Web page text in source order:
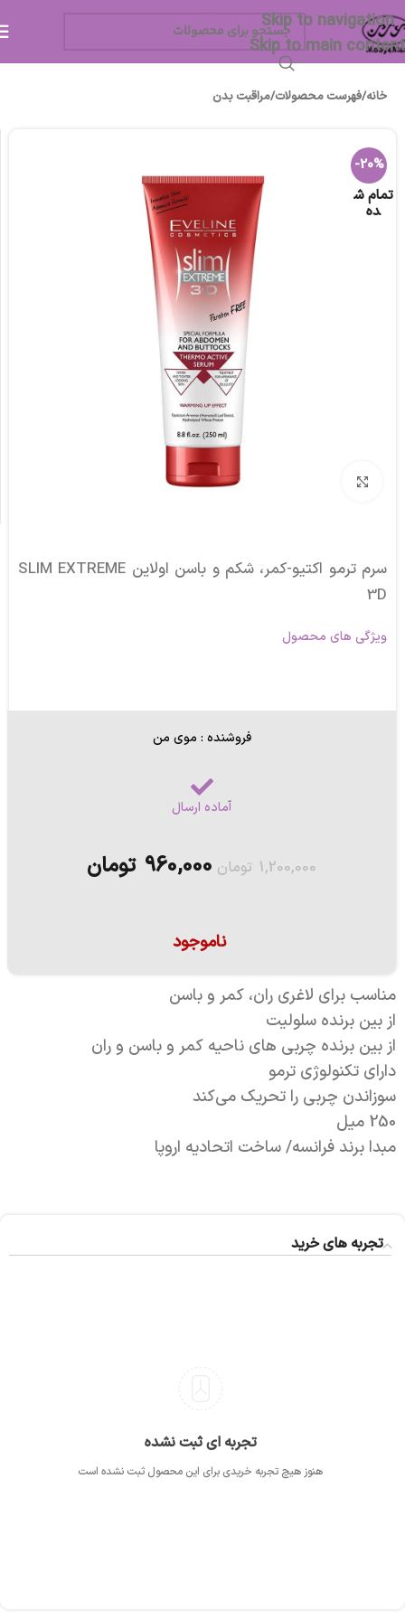
Skip to navigation
Skip to main content
خانه/فهرست محصولات/مراقبت بدن
-20%
تمام ش
ده
برای بزرگنمایی کلیک کنید
سرم ترمو اکتیو-کمر، شکم و باسن اولاین SLIM EXTREME
3D
ویژگی های محصول
فروشنده : موی من
آماده ارسال
1,200,000 تومان 960,000 تومان
ناموجود
مناسب برای لاغری ران، کمر و باسن
از بین برنده سلولیت
از بین برنده چربی های ناحیه کمر و باسن و ران
دارای تکنولوژی ترمو
سوزاندن چربی را تحریک می‌کند
250 میل
مبدا برند فرانسه/ ساخت اتحادیه اروپا
تجربه های خرید
تجربه ای ثبت نشده
هنوز هیچ تجربه خریدی برای این محصول ثبت نشده است